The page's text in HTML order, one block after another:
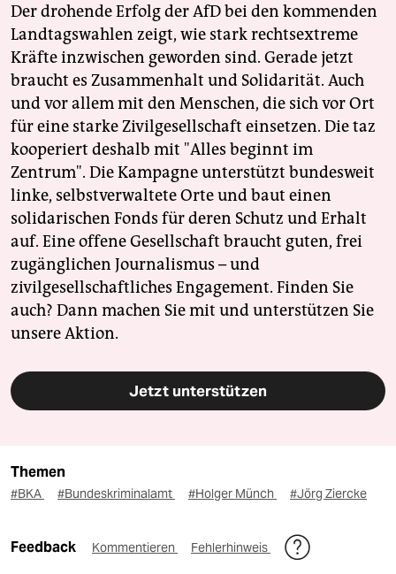
Der drohende Erfolg der AfD bei den kommenden
Landtagswahlen zeigt, wie stark rechtsextreme
Kräfte inzwischen geworden sind. Gerade jetzt
braucht es Zusammenhalt und Solidarität. Auch
und vor allem mit den Menschen, die sich vor Ort
für eine starke Zivilgesellschaft einsetzen. Die taz
kooperiert deshalb mit "Alles beginnt im
Zentrum". Die Kampagne unterstützt bundesweit
linke, selbstverwaltete Orte und baut einen
solidarischen Fonds für deren Schutz und Erhalt
auf. Eine offene Gesellschaft braucht guten, frei
zugänglichen Journalismus – und
zivilgesellschaftliches Engagement. Finden Sie
auch? Dann machen Sie mit und unterstützen Sie
unsere Aktion.
Jetzt unterstützen
Themen
#BKA #Bundeskriminalamt #Holger Münch #Jörg Ziercke
Feedback Kommentieren Fehlerhinweis